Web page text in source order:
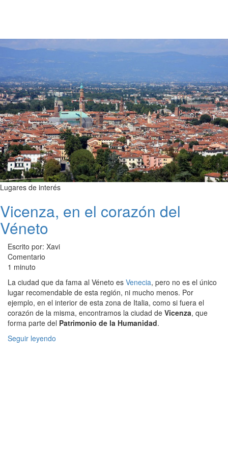
Lugares de interés
Vicenza, en el corazón del
Véneto
Escrito por: Xavi
Comentario
1 minuto
La ciudad que da fama al Véneto es Venecia, pero no es el único
lugar recomendable de esta región, ni mucho menos. Por
ejemplo, en el interior de esta zona de Italia, como si fuera el
corazón de la misma, encontramos la ciudad de Vicenza, que
forma parte del Patrimonio de la Humanidad.
Seguir leyendo